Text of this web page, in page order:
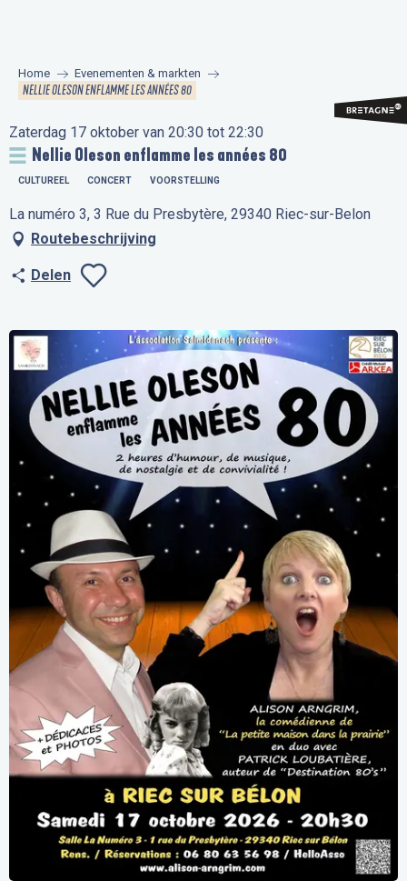
principal
Home Evenementen & markten
NELLIE OLESON ENFLAMME LES ANNÉES 80
Zaterdag 17 oktober van 20:30 tot 22:30
Nellie Oleson enflamme les années 80
CULTUREEL CONCERT VOORSTELLING
La numéro 3, 3 Rue du Presbytère, 29340 Riec-sur-Belon
Routebeschrijving
Delen